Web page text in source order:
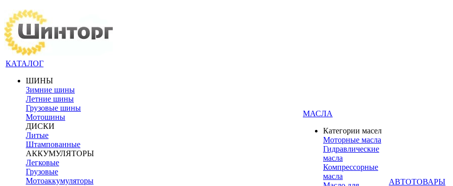
КАТАЛОГ
ШИНЫ
Зимние шины
Летние шины
Грузовые шины
Мотошины
ДИСКИ
Литые
Штампованные
АККУМУЛЯТОРЫ
Легковые
Грузовые
Мотоаккумуляторы
МАСЛА
Категории масел
Моторные масла
Гидравлические
масла
Компрессорные
масла
АВТОТОВАРЫ